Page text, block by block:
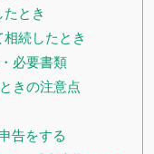
とき
続したとき
必要書類
きの注意点
告をする